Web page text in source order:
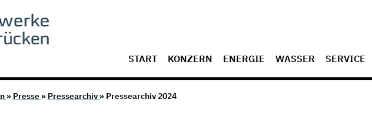
START KONZERN ENERGIE WASSER SERVICE
» Presse » Pressearchiv » Pressearchiv 2024